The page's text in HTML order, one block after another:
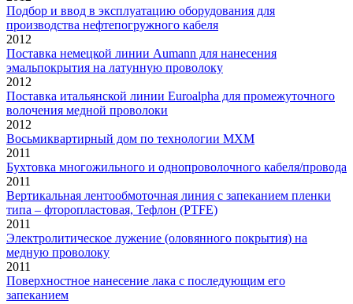
Подбор и ввод в эксплуатацию оборудования для
производства нефтепогружного кабеля
2012
Поставка немецкой линии Aumann для нанесения
эмальпокрытия на латунную проволоку
2012
Поставка итальянской линии Euroalpha для промежуточного
волочения медной проволоки
2012
Восьмиквартирный дом по технологии МХМ
2011
Бухтовка многожильного и однопроволочного кабеля/провода
2011
Вертикальная лентообмоточная линия с запеканием пленки
типа – фторопластовая, Тефлон (PTFE)
2011
Электролитическое лужение (оловянного покрытия) на
медную проволоку
2011
Поверхностное нанесение лака с последующим его
запеканием